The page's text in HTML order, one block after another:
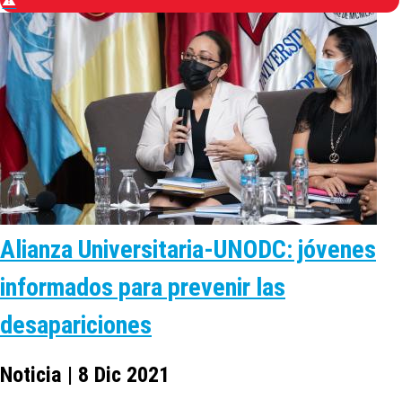
Alianza Universitaria-UNODC: jóvenes
informados para prevenir las
desapariciones
Noticia | 8 Dic 2021